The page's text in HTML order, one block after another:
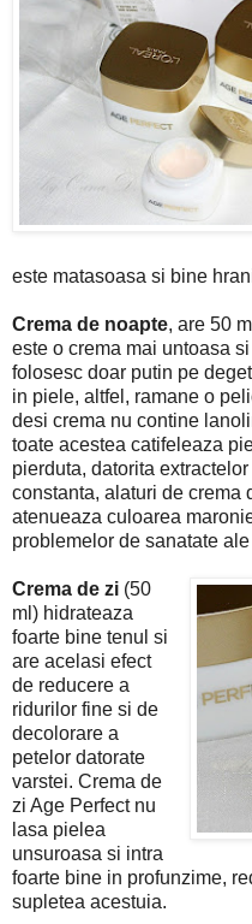
este matasoasa si bine
Crema de noapte, are 50
este o crema mai untoasa
folosesc doar putin pe
in piele, altfel, ramane o
desi crema nu contine
toate acestea catifeleaza
pierduta, datorita
constanta, alaturi de crema
atenueaza culoarea
problemelor de sanatate
Crema de zi (50
ml) hidrateaza
foarte bine tenul si
are acelasi efect
de reducere a
ridurilor fine si de
decolorare a
petelor datorate
varstei. Crema de
zi Age Perfect nu
lasa pielea
unsuroasa si intra
foarte bine in profunzime,
supletea acestuia.